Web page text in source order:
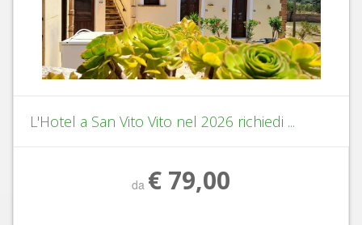
L'Hotel a San Vito Vito nel 2026 richiedi ...
da € 79,00